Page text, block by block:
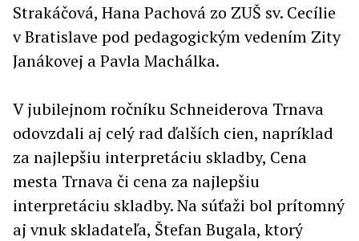
Strakáčová, Hana Pachová zo ZUŠ sv. Cecílie
v Bratislave pod pedagogickým vedením Zity
Janákovej a Pavla Machálka.
V jubilejnom ročníku Schneiderova Trnava
odovzdali aj celý rad ďalších cien, napríklad
za najlepšiu interpretáciu skladby, Cena
mesta Trnava či cena za najlepšiu
interpretáciu skladby. Na súťaži bol prítomný
aj vnuk skladateľa, Štefan Bugala, ktorý